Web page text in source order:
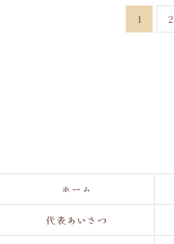
1 2
ホーム
代表あいさつ